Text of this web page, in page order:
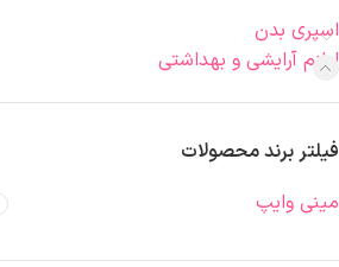
اسپری بدن
لوازم آرایشی و بهداشتی
فیلتر برند محصولات
مینی وایپ